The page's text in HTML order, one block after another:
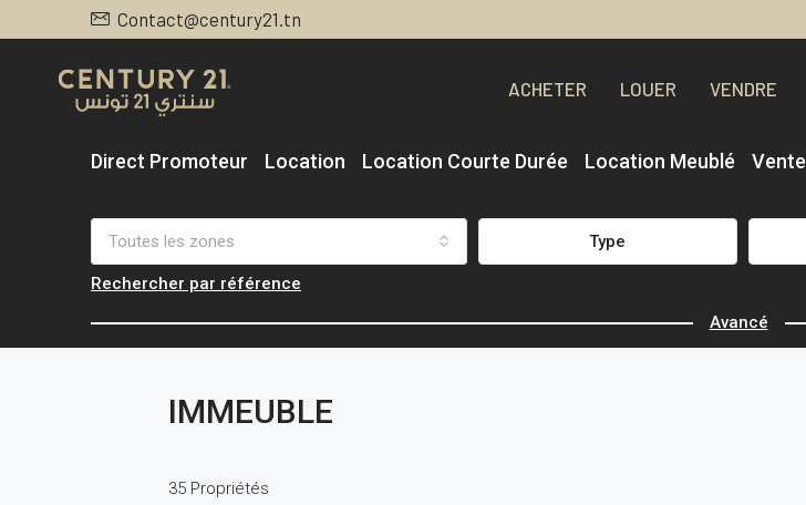
Contact@century21.tn
ACHETER LOUER VENDRE
Direct Promoteur Location Location Courte Durée Location Meublé Vente
Toutes les zones Type
Rechercher par référence
Avancé
IMMEUBLE
35 Propriétés